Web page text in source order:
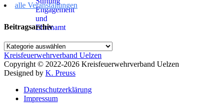
alle Veranstaltungen
Beitragsarchiv
Beitragsarchiv
Kreisfeuerwehrverband Uelzen
Copyright © 2022-2026 Kreisfeuerwehrverband Uelzen
Designed by K. Preuss
Datenschutzerklärung
Impressum